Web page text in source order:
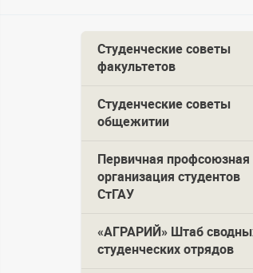
Студенческие советы
факультетов
Студенческие советы
общежитии
Первичная профсоюзная
организация студентов
СтГАУ
«АГРАРИЙ» Штаб
студенческих отрядов